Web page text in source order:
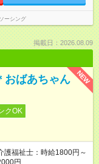
ーシング
掲載日：2026.08.09
NEW
おばあちゃん
クOK
護福祉士：時給1800円～
円